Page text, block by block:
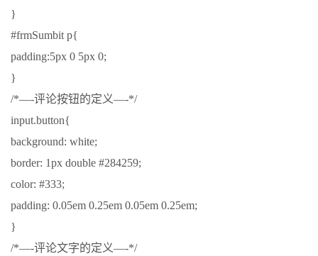
}
#frmSumbit p{
padding:5px 0 5px 0;
}
/*—-评论按钮的定义—-*/
input.button{
background: white;
border: 1px double #284259;
color: #333;
padding: 0.05em 0.25em 0.05em 0.25em;
}
/*—-评论文字的定义—-*/